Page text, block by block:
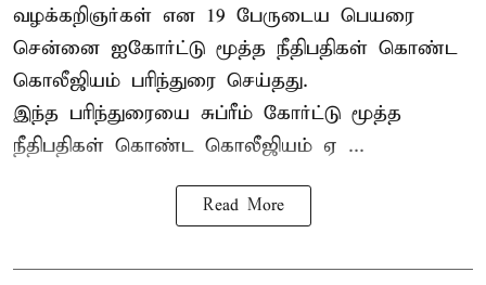
வழக்கறிஞர்கள் என 19 பேருடைய பெயரை
சென்னை ஐகோர்ட்டு மூத்த நீதிபதிகள் கொண்ட
கொலீஜியம் பரிந்துரை செய்தது.
இந்த பரிந்துரையை சுப்ரீம் கோர்ட்டு மூத்த
நீதிபதிகள் கொண்ட கொலீஜியம் ஏ ...
Read More